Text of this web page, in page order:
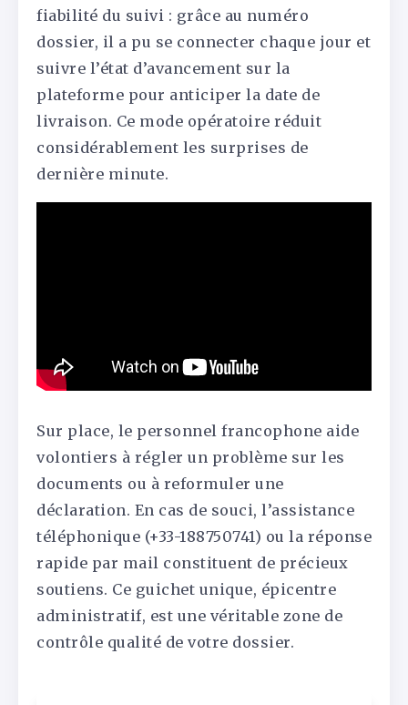
fiabilité du suivi : grâce au numéro
dossier, il a pu se connecter chaque jour et
suivre l’état d’avancement sur la
plateforme pour anticiper la date de
livraison. Ce mode opératoire réduit
considérablement les surprises de
dernière minute.
Sur place, le personnel francophone aide
volontiers à régler un problème sur les
documents ou à reformuler une
déclaration. En cas de souci, l’assistance
téléphonique (+33-188750741) ou la réponse
rapide par mail constituent de précieux
soutiens. Ce guichet unique, épicentre
administratif, est une véritable zone de
contrôle qualité de votre dossier.